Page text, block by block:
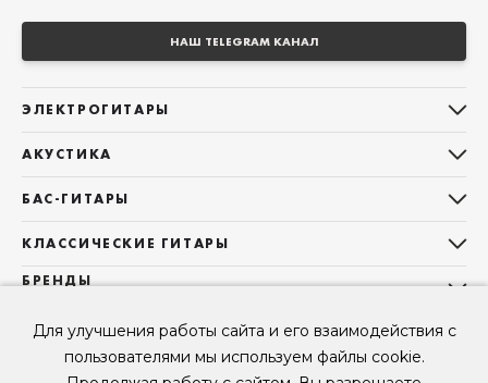
Для улучшения работы сайта и его взаимодействия с
пользователями мы используем файлы cookie.
НАШ TELEGRAM КАНАЛ
ЭЛЕКТРОГИТАРЫ
Telecaster
Les Paul
Superstrat
АКУСТИКА
Фолки (ОМ, 000, 00)
Гранд Аудиториум
Б/У, уцененные гитары
БАС-ГИТАРЫ
Precision Bass
Б/У, уцененные гитары
КЛАССИЧЕСКИЕ ГИТАРЫ
Все классические гитары
Б/У, уцененные гитары
БРЕНДЫ
Sigma Guitars
Enya Guitars
Контакты
Мы в Telegram